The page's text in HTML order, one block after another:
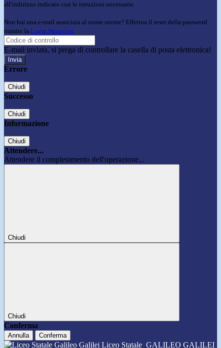
all'indirizzo indicato con le istruzioni necessarie.
Non hai una e-mail associata al nome utente? Effettua il reset della password
tramite la Login Spaggiari
E-mail inviata, si prega di controllare la casella di posta elettronica!
Errore
Chiudi
Successo
Chiudi
Informazione
Chiudi
Attendere...
Attendere il completamento dell'operazione...
Chiudi
Chiudi
Conferma
Annulla Conferma
Liceo Statale GALILEO GALILEI